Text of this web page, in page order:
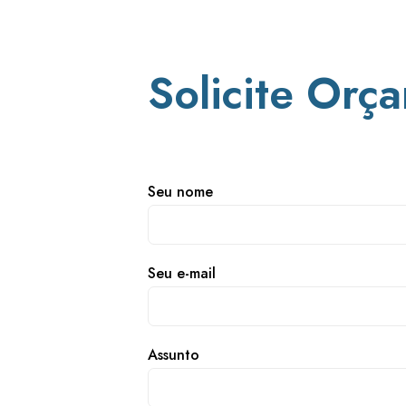
Solicite
Seu nome
Seu e-mail
Assunto